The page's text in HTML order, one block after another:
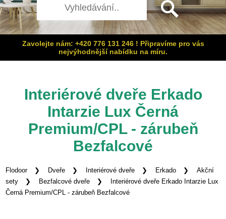
Zavolejte nám: +420 776 131 246 ! Připravíme pro vás
nejvýhodnější nabídku na míru.
Interiérové dveře Erkado
Intarzie Lux Černá
Premium/CPL - zárubeň
Bezfalcové
Flodoor Dveře Interiérové dveře Erkado
Akční
sety
Bezfalcové dveře
Interiérové dveře Erkado Intarzie Lux
Černá Premium/CPL - zárubeň Bezfalcové